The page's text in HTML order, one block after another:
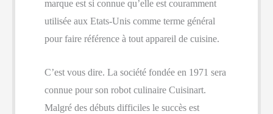
marque est si connue qu’elle est couramment
utilisée aux Etats-Unis comme terme général
pour faire référence à tout appareil de cuisine.
C’est vous dire. La société fondée en 1971 sera
connue pour son robot culinaire Cuisinart.
Malgré des débuts difficiles le succès est